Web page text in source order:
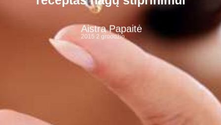
Aistra Papaitė
2015 2 gruodžio